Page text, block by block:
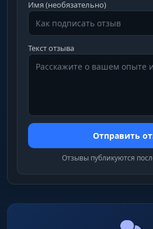
Имя (необязательно)
Текст отзыва
Отправить
Отзывы публикуются